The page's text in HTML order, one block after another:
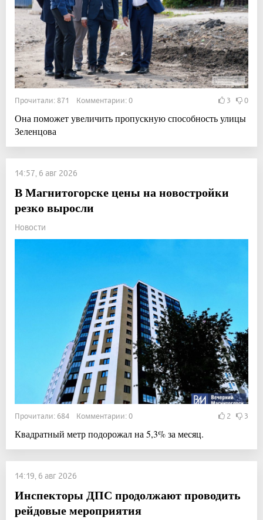
Прочитали: 871 Комментарии: 0 3 0
Она поможет увеличить пропускную способность улицы
Зеленцова
14:57, 6 авг 2026
В Магнитогорске цены на новостройки
резко выросли
Новости
Прочитали: 684 Комментарии: 0 2 3
Квадратный метр подорожал на 5,3% за месяц.
14:19, 6 авг 2026
Инспекторы ДПС продолжают проводить
рейдовые мероприятия